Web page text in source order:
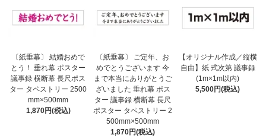
〔紙垂幕〕 結婚おめで
とう！ 垂れ幕 ポスター
議事録 横断幕 長尺ポス
ター タペストリー 2500
mm×500mm
1,870円(税込)
〔紙垂幕〕 ご定年、お
めでとうございます 今
まで本当にありがとうご
ざいました 垂れ幕 ポス
ター 議事録 横断幕 長尺
ポスター タペストリー 2
500mm×500mm
1,870円(税込)
【オリジナル作成／縦横
自由】紙 式次第 議事録
(1m×1m以内)
5,500円(税込)